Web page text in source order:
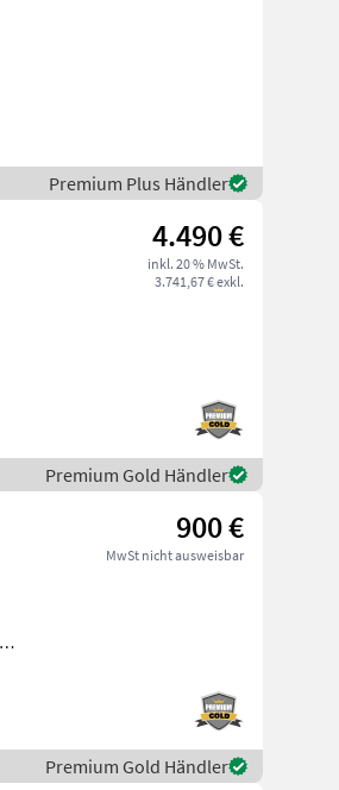
Premium Plus Händler
4.490 €
inkl. 20 % MwSt.
3.741,67 € exkl.
Premium Gold Händler
900 €
MwSt nicht ausweisbar
Premium Gold Händler